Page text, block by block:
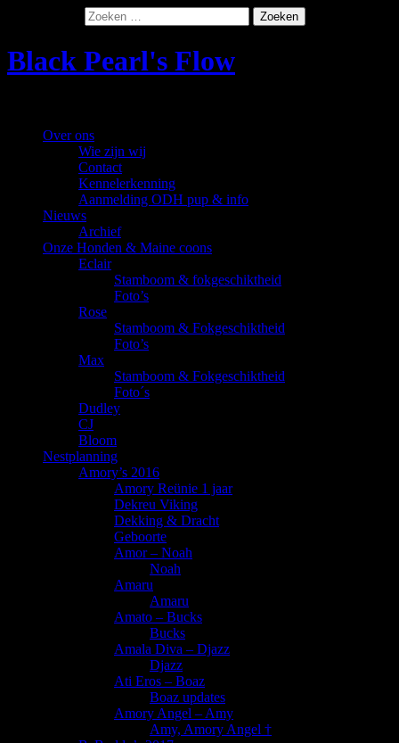
Black Pearl's Flow
Over ons
Wie zijn wij
Contact
Kennelerkenning
Aanmelding ODH pup & info
Nieuws
Archief
Onze Honden & Maine coons
Eclair
Stamboom & fokgeschiktheid
Foto’s
Rose
Stamboom & Fokgeschiktheid
Foto’s
Max
Stamboom & Fokgeschiktheid
Foto´s
Dudley
CJ
Bloom
Nestplanning
Amory’s 2016
Amory Reünie 1 jaar
Dekreu Viking
Dekking & Dracht
Geboorte
Amor – Noah
Noah
Amaru
Amaru
Amato – Bucks
Bucks
Amala Diva – Djazz
Djazz
Ati Eros – Boaz
Boaz updates
Amory Angel – Amy
Amy, Amory Angel †